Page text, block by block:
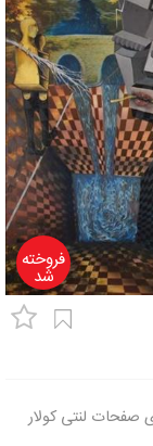
فروخته
شد
صفحات لنتی کولار